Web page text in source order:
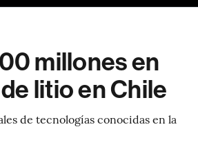
millones en
litio en Chile
de tecnologías conocidas en la